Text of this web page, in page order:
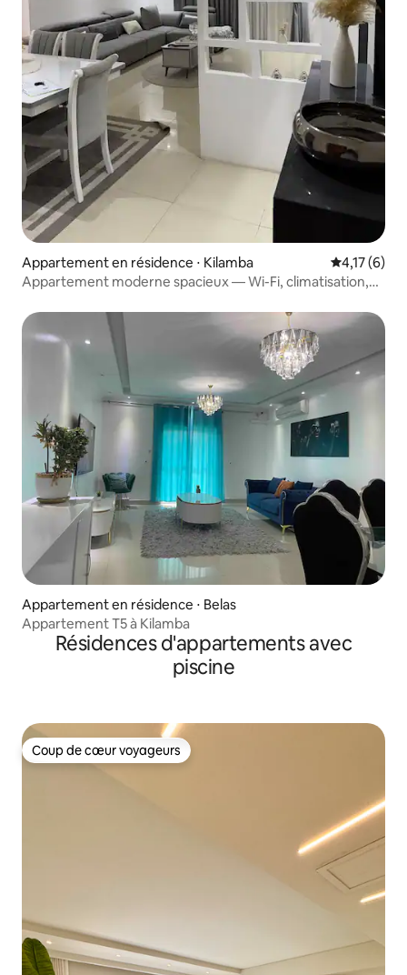
Appartement en résidence ⋅ Kilamba Évaluation
4,17 (6)
Appartement moderne spacieux — Wi-Fi, climatisation,
Appartement en résidence ⋅ Belas
Appartement T5 à Kilamba
Résidences d'appartements avec
piscine
Coup de cœur voyageurs
Coup de cœur voyageurs